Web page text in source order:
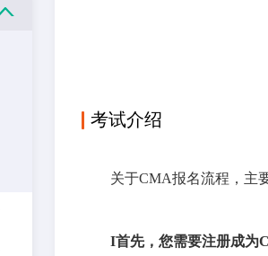
考试介绍
关于CMA报名流程，主
I首先，您需要注册成为